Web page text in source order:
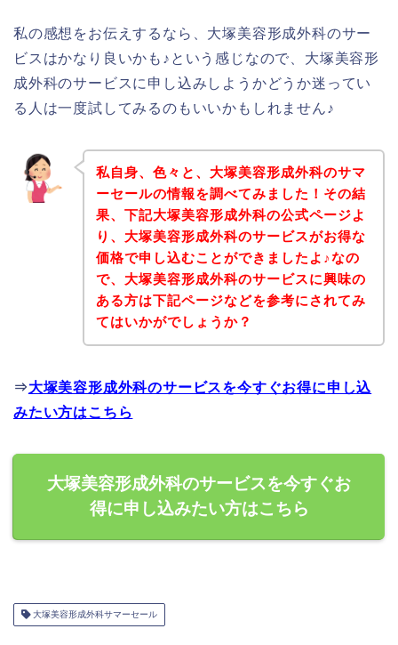
私の感想をお伝えするなら、大塚美容形成外科のサー
ビスはかなり良いかも♪という感じなので、大塚美容形
成外科のサービスに申し込みしようかどうか迷ってい
る人は一度試してみるのもいいかもしれません♪
私自身、色々と、大塚美容形成外科のサマ
ーセールの情報を調べてみました！その結
果、下記大塚美容形成外科の公式ページよ
り、大塚美容形成外科のサービスがお得な
価格で申し込むことができましたよ♪なの
で、大塚美容形成外科のサービスに興味の
ある方は下記ページなどを参考にされてみ
てはいかがでしょうか？
⇒大塚美容形成外科のサービスを今すぐお得に申し込
みたい方はこちら
大塚美容形成外科のサービスを今すぐお
得に申し込みたい方はこちら
大塚美容形成外科サマーセール